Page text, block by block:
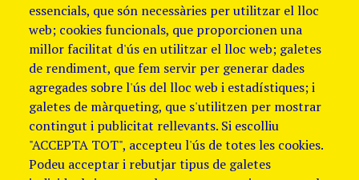
essencials, que són necessàries per utilitzar el lloc
web; cookies funcionals, que proporcionen una
millor facilitat d'ús en utilitzar el lloc web; galetes
de rendiment, que fem servir per generar dades
agregades sobre l'ús del lloc web i estadístiques; i
galetes de màrqueting, que s'utilitzen per mostrar
contingut i publicitat rellevants. Si escolliu
"ACCEPTA TOT", accepteu l'ús de totes les cookies.
Podeu acceptar i rebutjar tipus de galetes